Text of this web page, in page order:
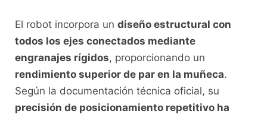
El robot incorpora un diseño estructural con
todos los ejes conectados mediante
engranajes rígidos, proporcionando un
rendimiento superior de par en la muñeca.
Según la documentación técnica oficial, su
precisión de posicionamiento repetitivo ha